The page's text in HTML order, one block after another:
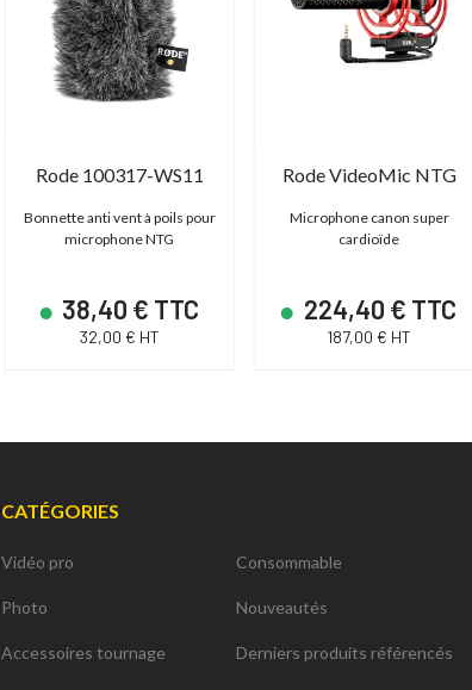
Rode 100317-WS11
Bonnette anti vent à poils pour
microphone NTG
38,40 € TTC
32,00 € HT
Rode VideoMic NTG
Microphone canon super
cardioïde
224,40 € TTC
187,00 € HT
CATÉGORIES
Vidéo pro
Photo
Accessoires tournage
Consommable
Nouveautés
Derniers produits référencés